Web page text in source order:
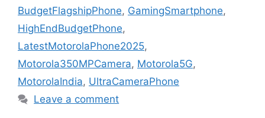
BudgetFlagshipPhone, GamingSmartphone,
HighEndBudgetPhone,
LatestMotorolaPhone2025,
Motorola350MPCamera, Motorola5G,
MotorolaIndia, UltraCameraPhone
Leave a comment